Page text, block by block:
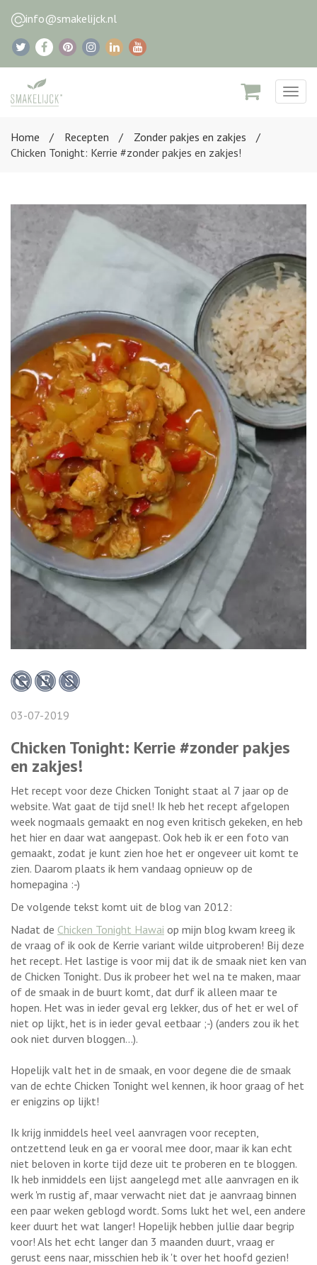
info@smakelijck.nl
Home
Recepten
Zonder pakjes en zakjes
Chicken Tonight: Kerrie #zonder pakjes en zakjes!
03-07-2019
Chicken Tonight: Kerrie #zonder pakjes
en zakjes!
Het recept voor deze Chicken Tonight staat al 7 jaar op de
website. Wat gaat de tijd snel! Ik heb het recept afgelopen
week nogmaals gemaakt en nog even kritisch gekeken, en heb
het hier en daar wat aangepast. Ook heb ik er een foto van
gemaakt, zodat je kunt zien hoe het er ongeveer uit komt te
zien. Daarom plaats ik hem vandaag opnieuw op de
homepagina :-)
De volgende tekst komt uit de blog van 2012:
Nadat de Chicken Tonight Hawai op mijn blog kwam kreeg ik
de vraag of ik ook de Kerrie variant wilde uitproberen! Bij deze
het recept. Het lastige is voor mij dat ik de smaak niet ken van
de Chicken Tonight. Dus ik probeer het wel na te maken, maar
of de smaak in de buurt komt, dat durf ik alleen maar te
hopen. Het was in ieder geval erg lekker, dus of het er wel of
niet op lijkt, het is in ieder geval eetbaar ;-) (anders zou ik het
ook niet durven bloggen...).
Hopelijk valt het in de smaak, en voor degene die de smaak
van de echte Chicken Tonight wel kennen, ik hoor graag of het
er enigzins op lijkt!
Ik krijg inmiddels heel veel aanvragen voor recepten,
ontzettend leuk en ga er vooral mee door, maar ik kan echt
niet beloven in korte tijd deze uit te proberen en te bloggen.
Ik heb inmiddels een lijst aangelegd met alle aanvragen en ik
werk 'm rustig af, maar verwacht niet dat je aanvraag binnen
een paar weken geblogd wordt. Soms lukt het wel, een andere
keer duurt het wat langer! Hopelijk hebben jullie daar begrip
voor! Als het echt langer dan 3 maanden duurt, vraag er
gerust eens naar, misschien heb ik 't over het hoofd gezien!